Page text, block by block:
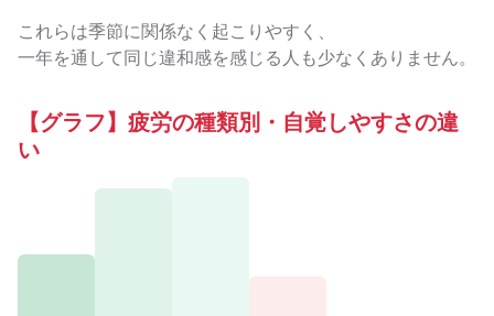
これらは季節に関係なく起こりやすく、
一年を通して同じ違和感を感じる人も少なくありません。
【グラフ】疲労の種類別・自覚しやすさの違
い